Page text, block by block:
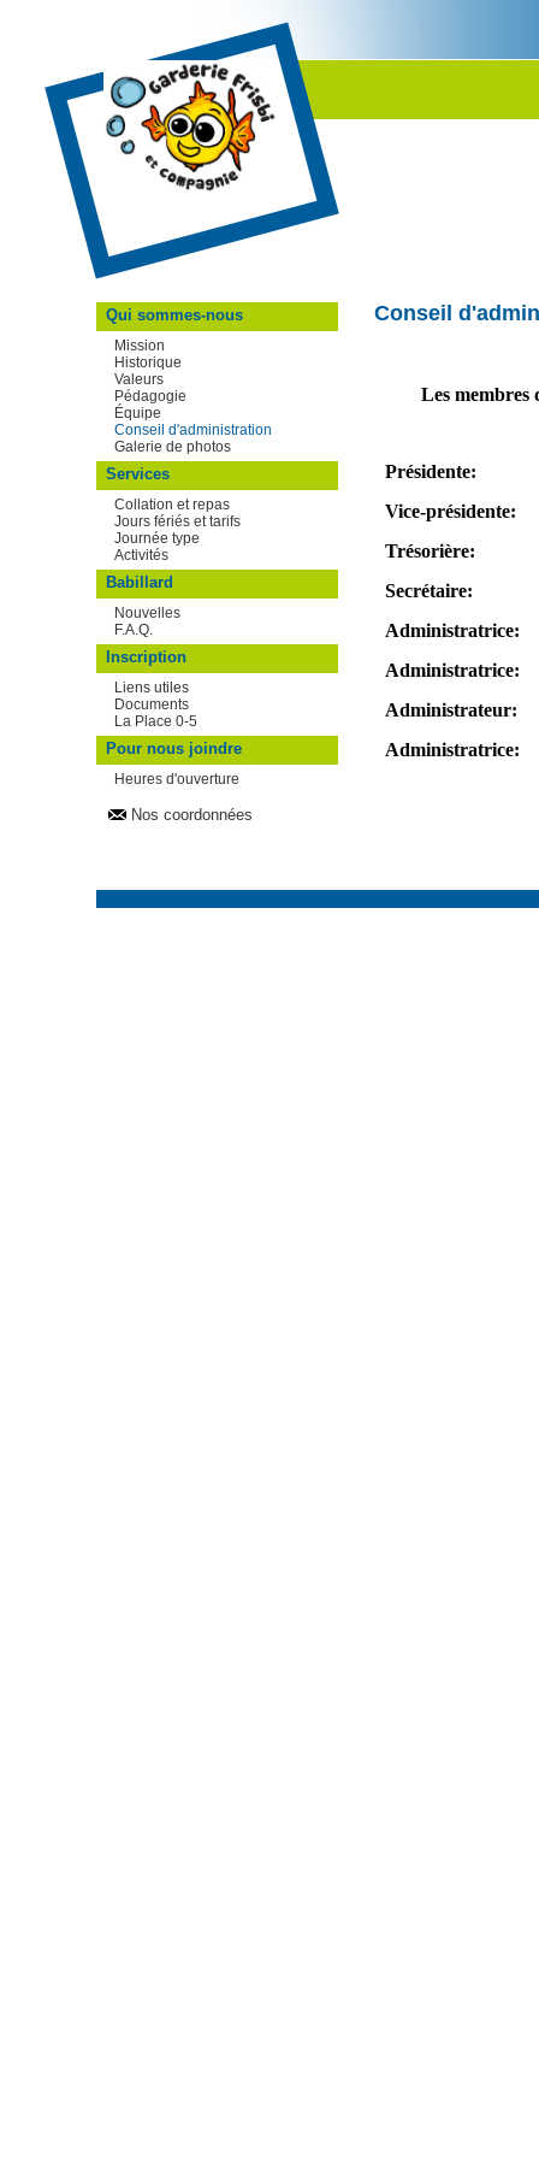
Qui sommes-nous
Mission
Historique
Valeurs
Pédagogie
Équipe
Conseil d'administration
Galerie de photos
Services
Collation et repas
Jours fériés et tarifs
Journée type
Activités
Babillard
Nouvelles
F.A.Q.
Inscription
Liens utiles
Documents
La Place 0-5
Pour nous joindre
Heures d'ouverture
Nos coordonnées
Conseil
Les membres
Présidente:
Vice-présidente:
Trésorière:
Secrétaire:
Administratrice:
Administratrice:
Administrateur:
Administratrice: